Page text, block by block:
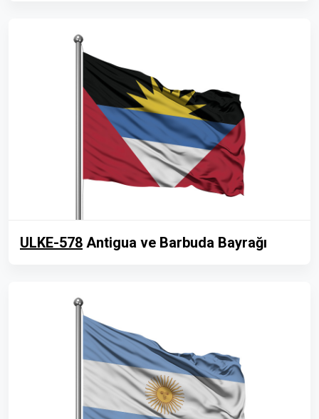
ULKE-578 Antigua ve Barbuda Bayrağı